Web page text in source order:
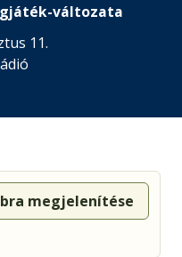
változata
11.
megjelenítése